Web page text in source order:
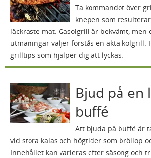
Ta kommandot över
knepen som
läckraste mat. Gasolgrill är bekvämt, men
utmaningar väljer förstås en äkta kolgrill.
grilltips som hjälper dig att lyckas.
Bjud på en
buffé
Att bjuda på buffé är
vid stora kalas och högtider som bröllop
Innehållet kan varieras efter säsong och